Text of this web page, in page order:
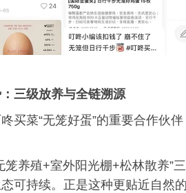
三级放养与全链溯源
买菜“无笼好蛋”的重要合作伙
笼养殖+室外阳光棚+松林散养”
可持续。正是这种更贴近自然